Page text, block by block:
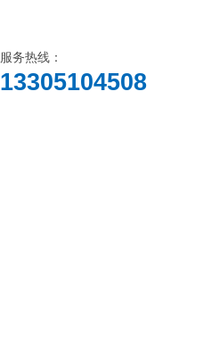
服务热线：
13305104508